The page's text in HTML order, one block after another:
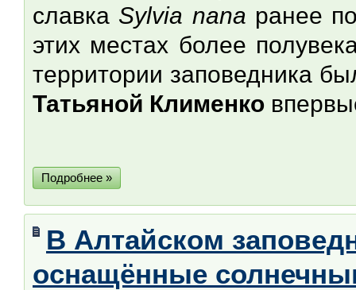
славка Sylvia nana ранее
этих местах более
территории заповедника
Татьяной Клименко
Подробнее »
В Алтайском
оснащённые